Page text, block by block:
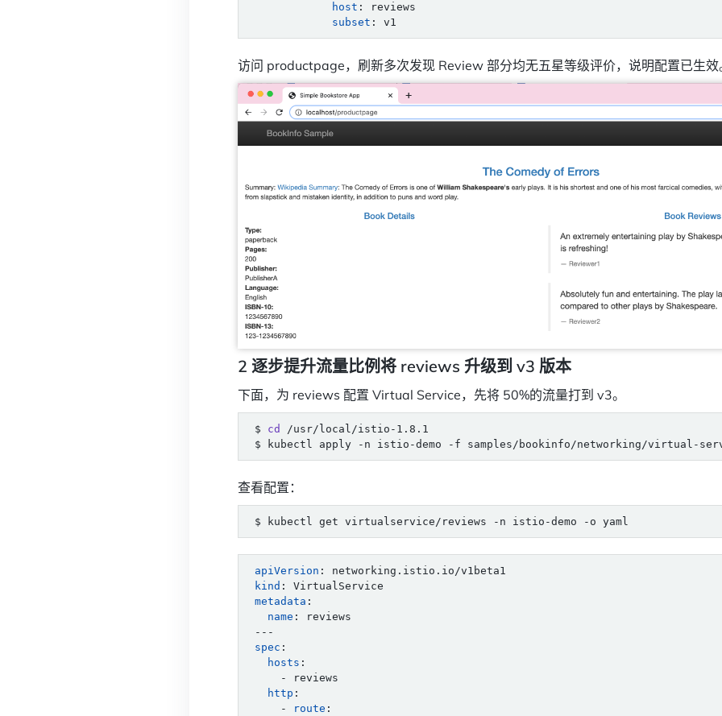
host :
reviews
subset : v1
访问 productpage，刷新多次发现 Review 部分均无五星等级评价，说明配置已生效
2 逐步提升流量比例将 reviews 升级到 v3 版本
下面，为 reviews 配置 Virtual Service，先将 50%的流量打到 v3。
$ cd
查看配置：
apiVersion :
networking.istio.io/v1beta1
kind :
VirtualService
metadata :
name :
reviews
---
spec :
hosts :
- reviews
http :
-
route :